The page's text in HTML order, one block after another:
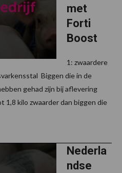
met
Forti
Boost
1: zwaardere
Biggen die in de
gehad zijn bij aflevering
1,8 kilo zwaarder dan biggen die
Nederla
ndse